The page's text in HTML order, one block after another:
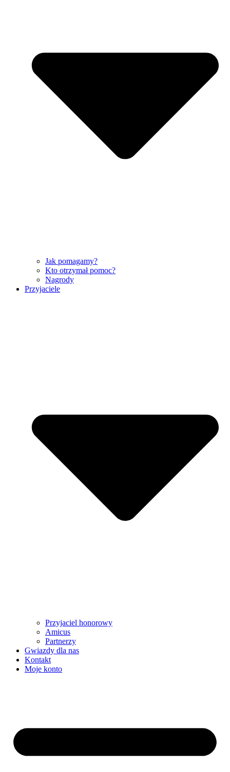
Jak pomagamy?
Kto otrzymał pomoc?
Nagrody
Przyjaciele
Przyjaciel honorowy
Amicus
Partnerzy
Gwiazdy dla nas
Kontakt
Moje konto